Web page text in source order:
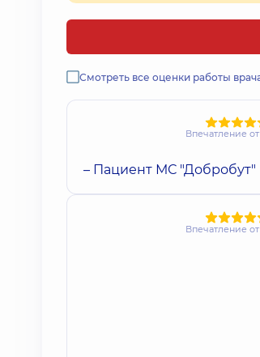
Смотреть все оценки работы
Впечатление
– Пациент МС "Добробут"
Впечатление